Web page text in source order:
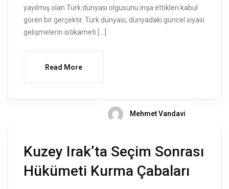
yayılmış olan Türk dünyası olgusunu inşa ettikleri kabul
gören bir gerçektir. Türk dünyası, dünyadaki güncel siyasi
gelişmelerin istikameti […]
Read More
Mehmet Vandavi
Kuzey Irak’ta Seçim Sonrası
Hükümeti Kurma Çabaları